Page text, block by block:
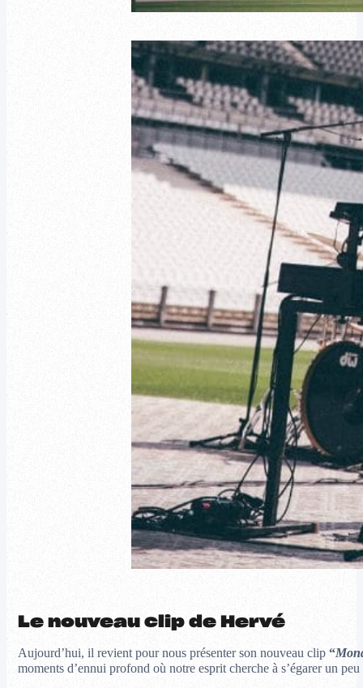
Le nouveau clip de Hervé
Aujourd’hui, il revient pour nous présenter son nouveau clip “
moments d’ennui profond où notre esprit cherche à s’égarer un